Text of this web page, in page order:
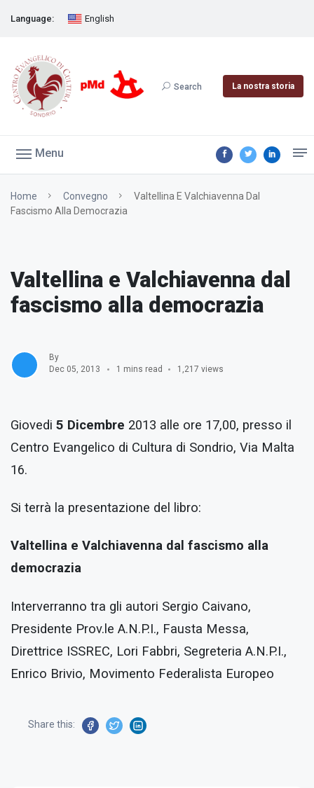
Language: English
Search La nostra storia
Menu
Home Convegno
Valtellina E Valchiavenna Dal
Fascismo Alla Democrazia
Valtellina e Valchiavenna dal
fascismo alla democrazia
By
Dec 05, 2013
1 mins read 1,217 views
Giovedi 5 Dicembre 2013 alle ore 17,00, presso il
Centro Evangelico di Cultura di Sondrio, Via Malta
16.
Si terrà la presentazione del libro:
Valtellina e Valchiavenna dal fascismo alla
democrazia
Interverranno tra gli autori Sergio Caivano,
Presidente Prov.le A.N.P.I., Fausta Messa,
Direttrice ISSREC, Lori Fabbri, Segreteria A.N.P.I.,
Enrico Brivio, Movimento Federalista Europeo
Share this: